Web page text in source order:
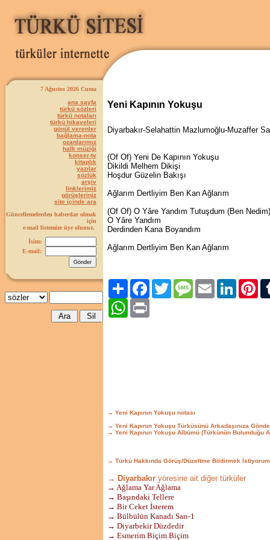
7 Ağustos 2026 Cuma
ana sayfa
türkü sözleri
türkü notaları
türkü hikayeleri
gönül verenler
bağlama-nota
ozanlarımız
halk müziği
konser-tv
kitaplık
yazılar
sözlük
arşiv
linklerimiz
görüşleriniz
site içinde ara
Güncellemelerden haberdar olmak
için
e-mail listemize üye olunuz.
İsim:
E-mail:
Yeni Kapının Yokuşu
Diyarbakır-Selahattin Mazlumoğlu-Muzaffer
(Of Of) Yeni De Kapının Yokuşu
Dikildi Melhem Dikişi
Hoşdur Güzelin Bakışı
Ağlarım Dertliyim Ben Kan Ağlarım
(Of Of) O Yâre Yandım Tutuşdum (Ben Nedim)
O Yâre Yandım
Derdinden Kana Boyandım
Ağlarım Dertliyim Ben Kan Ağlarım
Paylaş FacebookTwitter Message Email LinkedIn
WhatsApp
→ Yeni Kapının Yokuşu notası
→ Yeni Kapının Yokuşu Türküsünü Arkadaşınıza
→ Yeni Kapının Yokuşu Albümü (Türkünün Bulunduğu
→ Türkü Hakkında Görüş/Düzeltme Bildirmek İstiyorum
→ Diyarbakır yöresine ait diğer türküler
→ Ağlama Yar Ağlama
→ Başındaki Tellere
→ Bir Ceket İsterem
→ Bülbülün Kanadı Sarı-1
→ Diyarbekir Düzdedir
→ Esmerim Biçim Biçim